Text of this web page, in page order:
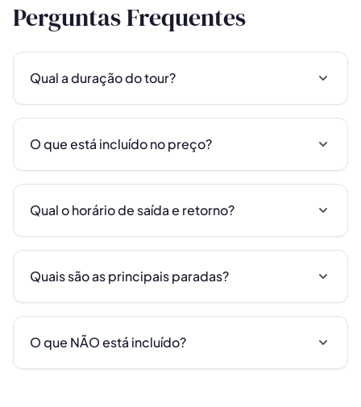
Perguntas Frequentes
Qual a duração do tour?
O que está incluído no preço?
Qual o horário de saída e retorno?
Quais são as principais paradas?
O que NÃO está incluído?